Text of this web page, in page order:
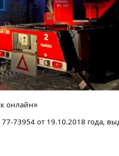
онлайн»
73954 от 19.10.2018 года,